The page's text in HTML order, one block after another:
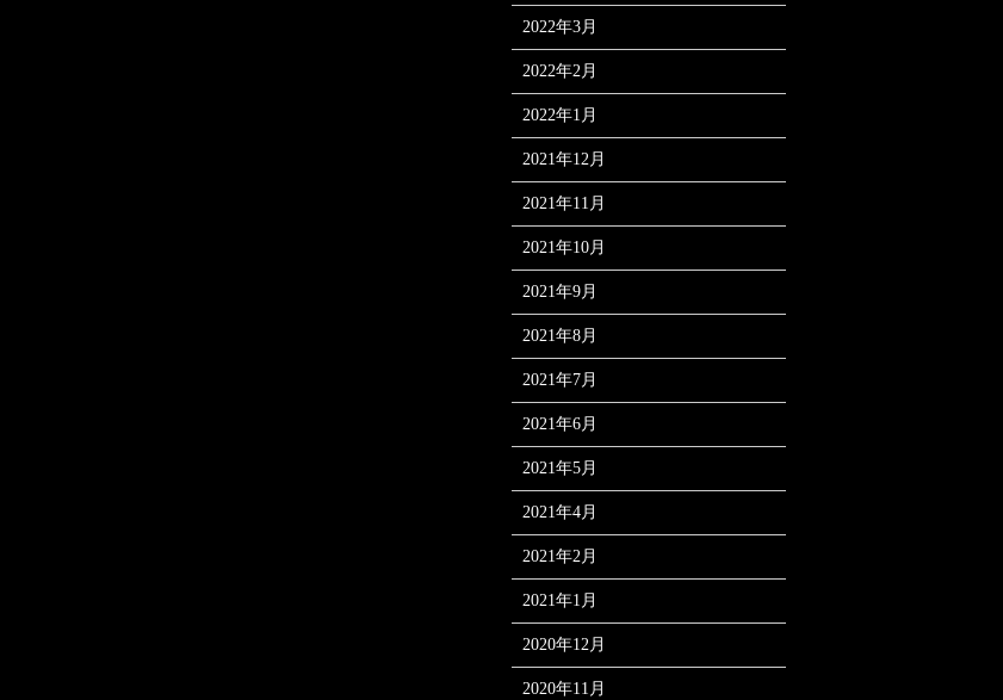
2022年3月
2022年2月
2022年1月
2021年12月
2021年11月
2021年10月
2021年9月
2021年8月
2021年7月
2021年6月
2021年5月
2021年4月
2021年2月
2021年1月
2020年12月
2020年11月